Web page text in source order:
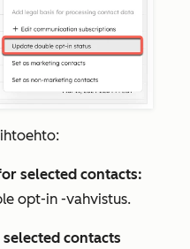
selected contacts:
opt-in -vahvistus.
contacts